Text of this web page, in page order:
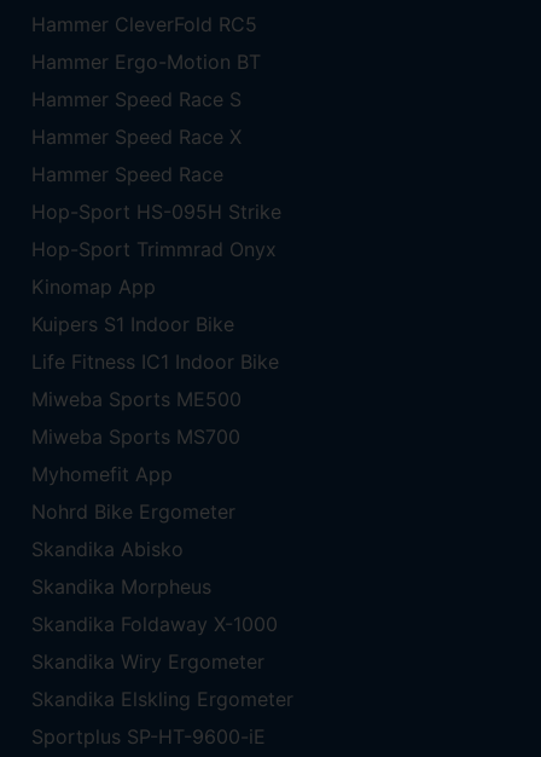
Hammer CleverFold RC5
Hammer Ergo-Motion BT
Hammer Speed Race S
Hammer Speed Race X
Hammer Speed Race
Hop-Sport HS-095H Strike
Hop-Sport Trimmrad Onyx
Kinomap App
Kuipers S1 Indoor Bike
Life Fitness IC1 Indoor Bike
Miweba Sports ME500
Miweba Sports MS700
Myhomefit App
Nohrd Bike Ergometer
Skandika Abisko
Skandika Morpheus
Skandika Foldaway X-1000
Skandika Wiry Ergometer
Skandika Elskling Ergometer
Sportplus SP-HT-9600-iE